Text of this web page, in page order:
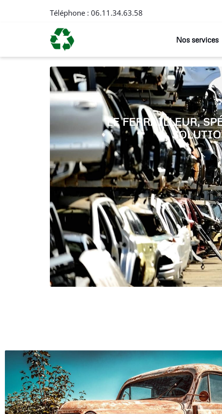
Téléphone : 06.11.34.63.58
Nos services
LE FERRAILLEUR,